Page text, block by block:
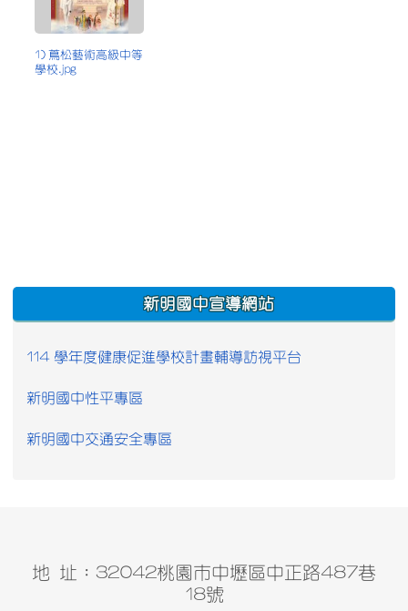
1) 蔦松藝術高級中等
學校.jpg
:::
新明國中宣導網站
114 學年度健康促進學校計畫輔導訪視平台
新明國中性平專區
新明國中交通安全專區
地 址：32042桃園市中壢區中正路487巷
18號